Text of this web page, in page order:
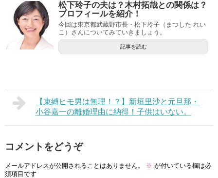
松下玲子の夫は？木村拓哉との関係は？
プロフィールを紹介！
今回は東京都武蔵野市長・松下玲子（まつした れい
こ）さんについてみていきましょう。
記事を読む
【束縛ヒモ男は無理！？】新垣里沙と元旦那・
小谷嘉一の離婚理由に納得！子供はいない。
コメントをどうぞ
メールアドレスが公開されることはありません。 ※ が付いている欄は必
須項目です